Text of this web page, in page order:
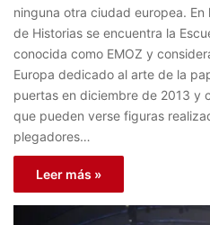
ninguna otra ciudad europea.
de Historias se encuentra la
conocida como EMOZ y
Europa dedicado al arte de la
puertas en diciembre de 2013 y
que pueden verse figuras
plegadores…
Leer más »